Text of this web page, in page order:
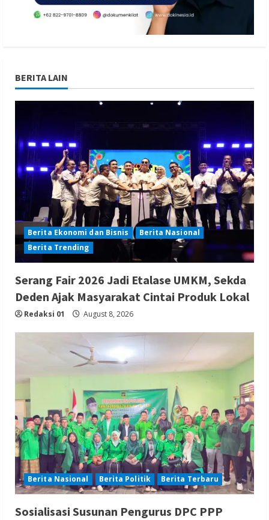
BERITA LAIN
Berita Ekonomi dan Bisnis
Berita Nasional
Berita Trending
Serang Fair 2026 Jadi Etalase UMKM, Sekda
Deden Ajak Masyarakat Cintai Produk Lokal
Redaksi 01 August 8, 2026
Berita Nasional Berita Politik Berita Terbaru
Sosialisasi Susunan Pengurus DPC PPP